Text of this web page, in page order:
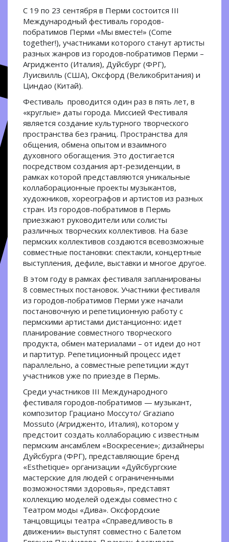
С 19 по 23 сентября в Перми состоится III
Международный фестиваль городов-
побратимов Перми «Мы вместе!» (Come
together!), участниками которого станут артисты
разных жанров из городов-побратимов Перми –
Агридженто (Италия), Дуйсбург (ФРГ),
Луисвилль (США), Оксфорд (Великобритания) и
Циндао (Китай).
Фестиваль проводится один раз в пять лет, в
«круглые» даты города. Миссией Фестиваля
является создание культурного творческого
пространства без границ. Пространства для
общения, обмена опытом и взаимного
духовного обогащения. Это достигается
посредством создания арт-резиденции, в
рамках которой представляются уникальные
коллаборационные проекты музыкантов,
художников, хореографов и артистов из разных
стран. Из городов-побратимов в Пермь
приезжают руководители или солисты
различных творческих коллективов. На базе
пермских коллективов создаются всевозможные
совместные постановки: спектакли, концертные
выступления, дефиле, выставки и многое другое.
В этом году в рамках фестиваля запланированы
8 совместных постановок. Участники фестиваля
из городов-побратимов Перми уже начали
постановочную и репетиционную работу с
пермскими артистами дистанционно: идет
планирование совместного творческого
продукта, обмен материалами – от идеи до нот
и партитур. Репетиционный процесс идет
параллельно, а совместные репетиции ждут
участников уже по приезде в Пермь.
Среди участников III Международного
фестиваля городов-побратимов — музыкант,
композитор Грациано Моссуто/ Graziano
Mossuto (Агридженто, Италия), котором у
предстоит создать коллаборацию с известным
пермским ансамблем «Воскресение»; дизайнеры
Дуйсбурга (ФРГ), представляющие бренд
«Esthetique» организации «Дуйсбургские
мастерские для людей с ограниченными
возможностями здоровья», представят
коллекцию моделей одежды совместно с
Театром моды «Дива». Оксфордские
танцовщицы театра «Справедливость в
движении» выступят совместно с Балетом